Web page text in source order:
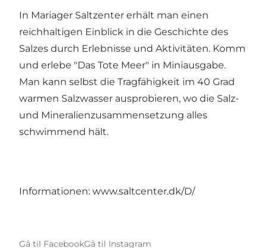
In Mariager Saltzenter erhält man einen
reichhaltigen Einblick in die Geschichte des
Salzes durch Erlebnisse und Aktivitäten. Komm
und erlebe "Das Tote Meer" in Miniausgabe.
Man kann selbst die Tragfähigkeit im 40 Grad
warmen Salzwasser ausprobieren, wo die Salz-
und Mineralienzusammensetzung alles
schwimmend hält.
Informationen: www.saltcenter.dk/D/
Gå til FacebookGå til Instagram